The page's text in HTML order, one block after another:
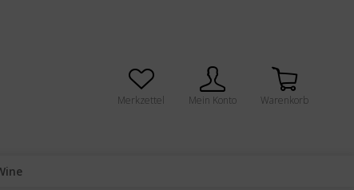
Merkzettel Mein Konto Warenkorb